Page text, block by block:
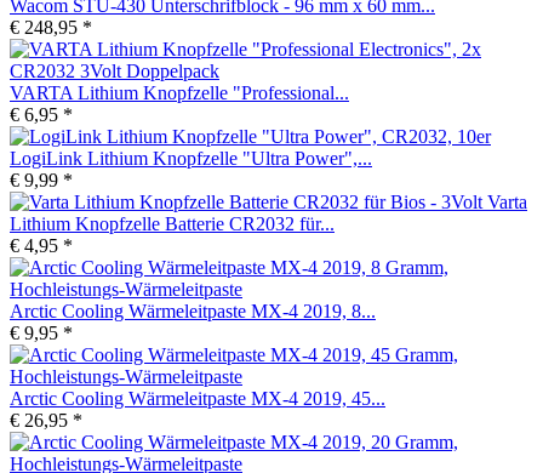
Wacom STU-430 Unterschrifblock - 96 mm x 60 mm...
€ 248,95 *
VARTA Lithium Knopfzelle "Professional...
€ 6,95 *
LogiLink Lithium Knopfzelle "Ultra Power",...
€ 9,99 *
Varta
Lithium Knopfzelle Batterie CR2032 für...
€ 4,95 *
Arctic Cooling Wärmeleitpaste MX-4 2019, 8...
€ 9,95 *
Arctic Cooling Wärmeleitpaste MX-4 2019, 45...
€ 26,95 *